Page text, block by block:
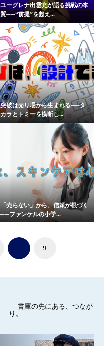
ユーグレナ出雲充が語る挑戦の本
質──“前提”を超え...
突破は売り場から生まれる──タ
カラとトミーを横断し...
「売らない」から、信頼が根づく
──ファンケルの小学...
… 9
— 書庫の先にある、つなが
り。